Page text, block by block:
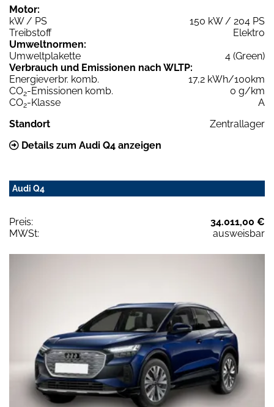
Motor:
kW / PS
150 kW / 204 PS
Treibstoff
Elektro
Umweltnormen:
Umweltplakette
4 (Green)
Verbrauch und Emissionen nach WLTP:
Energieverbr. komb.
17,2 kWh/100km
CO2-Emissionen komb.
0 g/km
CO2-Klasse
A
Standort
Zentrallager
Details zum Audi Q4 anzeigen
Audi Q4
Preis:
34.011,00 €
MWSt:
ausweisbar